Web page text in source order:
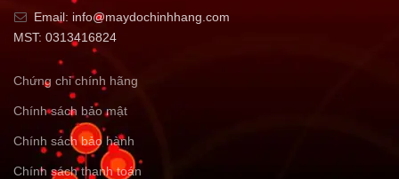
Email: info@maydochinhhang.com
MST: 0313416824
Chứng chỉ chính hãng
Chính sách bảo mật
Chính sách bảo hành
Chính sách thanh toán